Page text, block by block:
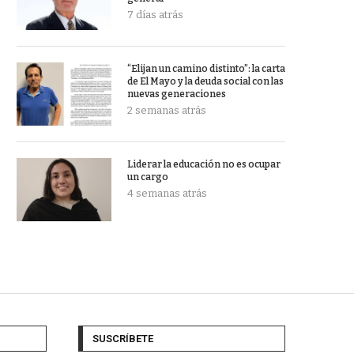
7 días atrás
“Elijan un camino distinto”: la carta
de El Mayo y la deuda social con las
nuevas generaciones
2 semanas atrás
Liderar la educación no es ocupar
un cargo
4 semanas atrás
SUSCRÍBETE